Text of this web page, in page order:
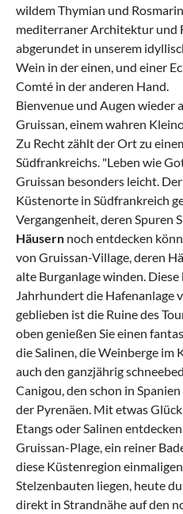
wildem Thymian und
mediterraner Architektur und
abgerundet in unserem
Wein in der einen, und einer
Comté in der anderen Hand.
Bienvenue und Augen wieder
Gruissan, einem wahren
Zu Recht zählt der Ort zu
Südfrankreichs. "Leben wie
Gruissan besonders leicht.
Küstenorte in Südfrankreich
Vergangenheit, deren Spuren
Häusern noch entdecken
von Gruissan-Village, deren
alte Burganlage winden. Diese
Jahrhundert die Hafenanlage
geblieben ist die Ruine des
oben genießen Sie einen
die Salinen, die Weinberge im
auch den ganzjährig
Canigou, den schon in
der Pyrenäen. Mit etwas
Etangs oder Salinen entdecken.
Gruissan-Plage, ein reiner
diese Küstenregion
Stelzenbauten liegen, heute
direkt in Strandnähe auf den